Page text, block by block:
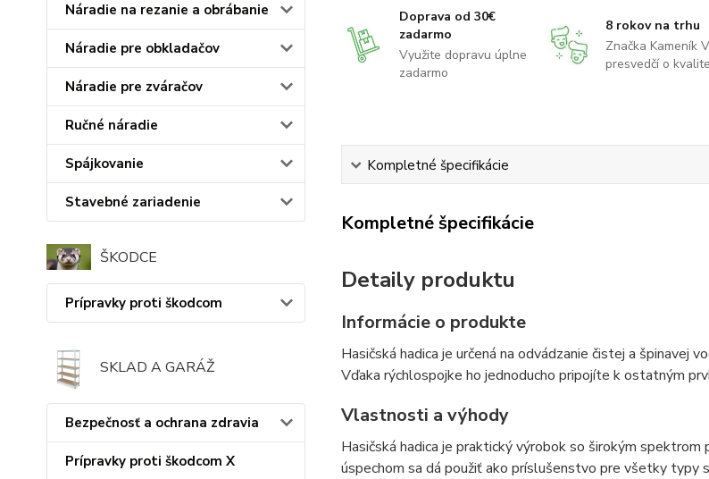
Náradie na rezanie a obrábanie
Náradie pre obkladačov
Náradie pre zváračov
Ručné náradie
Spájkovanie
Stavebné zariadenie
ŠKODCE
Prípravky proti škodcom
SKLAD A GARÁŽ
Bezpečnosť a ochrana zdravia
Prípravky proti škodcom X
Doprava od 30€
zadarmo
Využite dopravu úplne
zadarmo
8 rokov na trhu
Značka Kameník
presvedčí o kvalite
Kompletné špecifikácie
Kompletné špecifikácie
Detaily produktu
Informácie o produkte
Hasičská hadica je určená na odvádzanie čistej a
Vďaka rýchlospojke ho jednoducho pripojíte k ostatným
Vlastnosti a výhody
Hasičská hadica je praktický výrobok so širokým spektrom
úspechom sa dá použiť ako príslušenstvo pre všetky typy